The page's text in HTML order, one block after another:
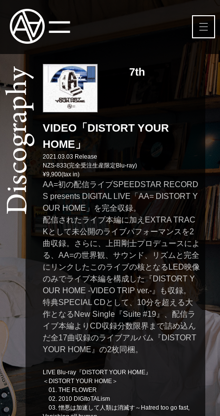
7th
VIDEO「DISTORT YOUR
HOME」
2021.03.03 Release
NZS-833(完全受注生産限定Blu-ray)
¥9,900(tax in)
AA=初の配信ライブSPEEDSTAR RECORD
S presents DIGITAL LIVE「AA= DISTORT Y
OUR HOME」を完全収録。
配信されたライブ本編に加えEXTRA TRAC
Kとして未公開のライブパフォーマンスを2
曲収録。さらに、上田剛士プロデュースによ
る、AA=の世界観、サウンド、リズムと完全
にリンクしたこのライブの核となるLED映像
のみでライブ本編を構成した『DISTORT Y
OUR HOME -VIDEO TRIP ver.-』も収録。
特典SPECIAL CDとして、10分を超える大
作となるNew Single『Suite #19』、配信ラ
イブ本編よりCD収録分数限界まで詰め込ん
だ全17曲収録のライブアルバム『DISTORT
YOUR HOME』の2枚同梱。
LIVE Blu-ray『DISTORT YOUR HOME』
＜DISTORT YOUR HOME＞
01. THE FLOWER
02. 2010 DIGItoTALism
03. 憎悪は加速して人類は消滅す～Hatred too go fast,